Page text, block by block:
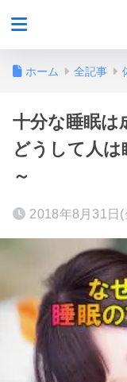
ホーム 全記事
十分な睡眠は
どうして人
～
2018年8月31日(